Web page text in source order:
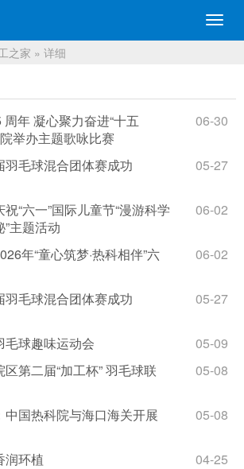
切
换
之家 » 详细
年 凝心聚力奋进“十五
举办主题歌咏比赛
06-30
羽毛球混合团体赛成功
05-27
“六一”国际儿童节“漫游科学
主题活动
06-02
年“童心筑梦·热科相伴”六
06-02
羽毛球混合团体赛成功
05-27
毛球趣味运动会
05-09
第二届“加工杯” 羽毛球联
05-08
国热科院与海口海关开展
05-08
润环植
04-25